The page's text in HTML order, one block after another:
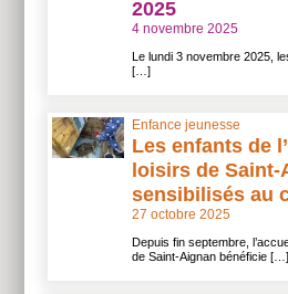
2025
4 novembre 2025
Le lundi 3 novembre 2025,
[…]
Enfance jeunesse
Les enfants de
loisirs de Saint-
sensibilisés au
27 octobre 2025
Depuis fin septembre,
de Saint-Aignan bénéficie […]